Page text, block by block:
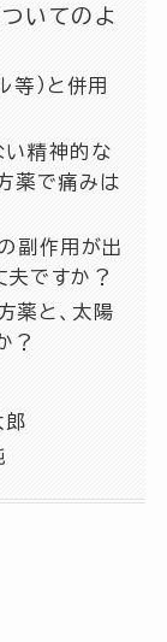
いてのよ
等）と併用
い精神的な
薬で痛みは
副作用が出
夫ですか？
薬と、太陽
？
郎